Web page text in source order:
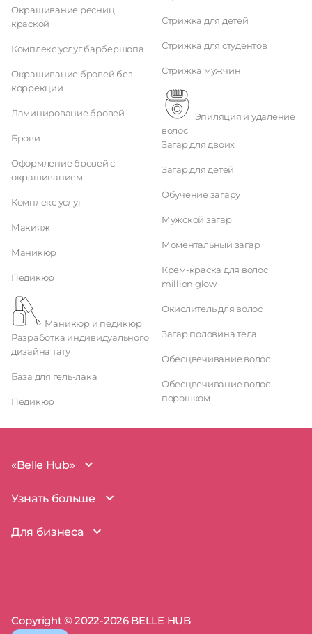
Окрашивание ресниц
краской
Комплекс услуг барбершопа
Окрашивание бровей без
коррекции
Ламинирование бровей
Брови
Оформление бровей с
окрашиванием
Комплекс услуг
Макияж
Маникюр
Педикюр
Маникюр и педикюр
Разработка индивидуального
дизайна тату
База для гель-лака
Педикюр
Стрижка для детей
Стрижка для студентов
Стрижка мужчин
волос
Загар для двоих
Загар для детей
Обучение загару
Мужской загар
Моментальный загар
Крем-краска для волос
million glow
Окислитель для волос
Загар половина тела
Обесцвечивание волос
Обесцвечивание волос
порошком
«Belle Hub»
О проекте
Наша команда
Узнать больше
BelleHub для вас
Отзывы
Для бизнеса
Запросы прав на бизнес
Copyright © 2022-2026 BELLE HUB